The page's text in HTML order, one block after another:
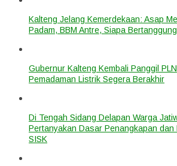
Kalteng Jelang Kemerdekaan: Asap
Padam, BBM Antre, Siapa
Gubernur Kalteng Kembali Panggil
Pemadaman Listrik Segera Berakhir
Di Tengah Sidang Delapan Warga
Pertanyakan Dasar Penangkapan dan
SISK